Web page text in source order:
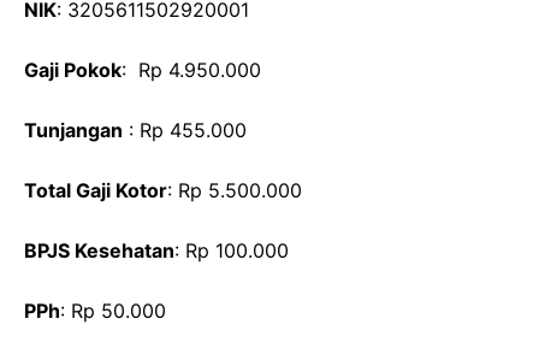
NIK: 3205611502920001
Gaji Pokok: Rp 4.950.000
Tunjangan : Rp 455.000
Total Gaji Kotor: Rp 5.500.000
BPJS Kesehatan: Rp 100.000
PPh: Rp 50.000